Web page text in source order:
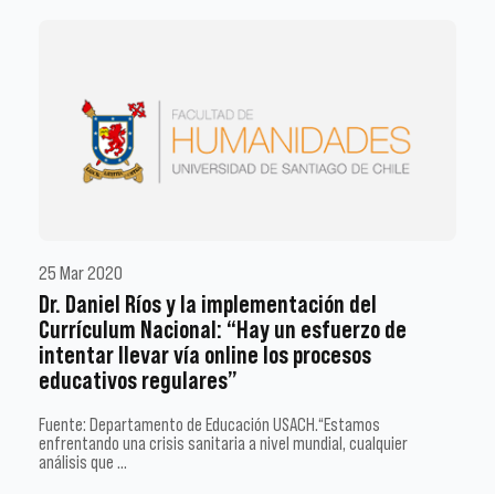
25 Mar 2020
Dr. Daniel Ríos y la implementación del
Currículum Nacional: “Hay un esfuerzo de
intentar llevar vía online los procesos
educativos regulares”
Fuente: Departamento de Educación USACH.“Estamos
enfrentando una crisis sanitaria a nivel mundial, cualquier
análisis que …